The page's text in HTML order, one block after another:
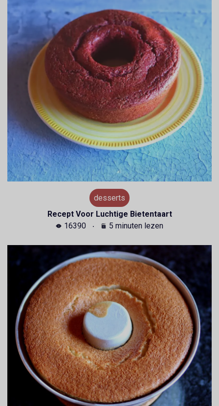
desserts
Recept Voor Luchtige Bietentaart
16390
5 minuten lezen